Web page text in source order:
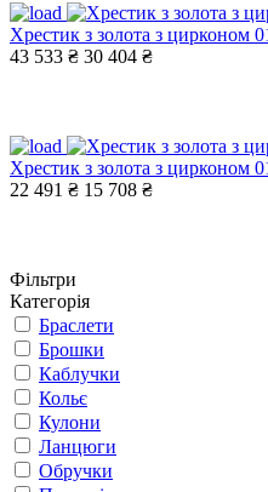
Хрестик з золота з цирконом
43 533 ₴ 30 404 ₴
Хрестик з золота з цирконом
22 491 ₴ 15 708 ₴
Фільтри
Категорія
Браслети
Брошки
Каблучки
Кольє
Кулони
Ланцюги
Обручки